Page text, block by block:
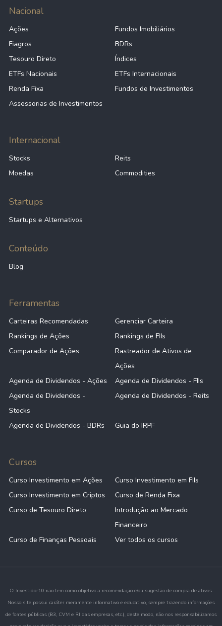
Nacional
Ações
Fundos Imobiliários
Fiagros
BDRs
Tesouro Direto
Índices
ETFs Nacionais
ETFs Internacionais
Renda Fixa
Fundos de Investimentos
Assessorias de Investimentos
Internacional
Stocks
Reits
Moedas
Commodities
Startups
Startups e Alternativos
Conteúdo
Blog
Ferramentas
Carteiras Recomendadas
Gerenciar Carteira
Rankings de Ações
Rankings de FIIs
Comparador de Ações
Rastreador de Ativos de
Ações
Agenda de Dividendos - Ações
Agenda de Dividendos - FIIs
Agenda de Dividendos -
Stocks
Agenda de Dividendos - Reits
Agenda de Dividendos - BDRs Guia do IRPF
Cursos
Curso Investimento em Ações
Curso Investimento em FIIs
Curso Investimento em Criptos
Curso de Renda Fixa
Curso de Tesouro Direto
Introdução ao Mercado
Financeiro
Curso de Finanças Pessoais
Ver todos os cursos
O Investidor10 não tem como objetivo a recomendação e/ou sugestão de compra de ativos.
Nosso site possui caráter meramente informativo e educativo, sempre trazendo informações
de fontes públicas (B3, CVM e RI das empresas, etc.), deste modo, não nos responsabilizamos